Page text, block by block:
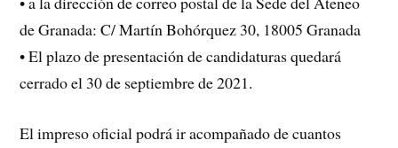
de Granada: C/ Martín Bohórquez 30, 18005 Granada
• El plazo de presentación de candidaturas quedará
cerrado el 30 de septiembre de 2021.
El impreso oficial podrá ir acompañado de cuantos